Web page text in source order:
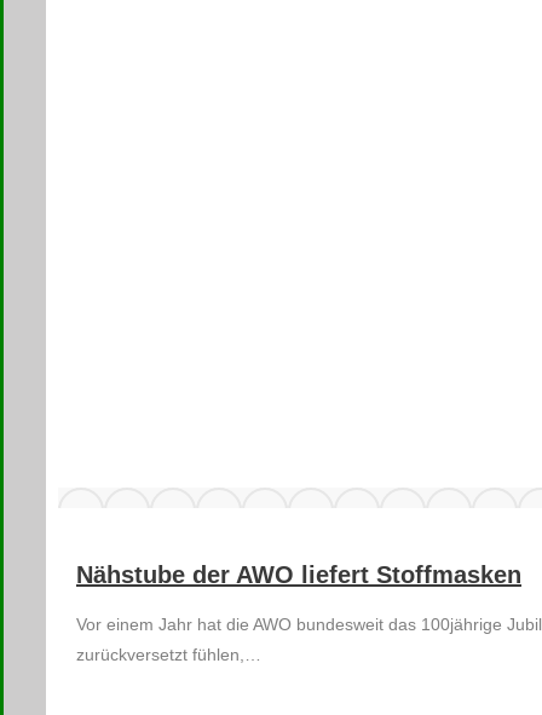
Nähstube der AWO liefert Stoffmasken
Vor einem Jahr hat die AWO bundesweit das 100jährige
zurückversetzt fühlen,…